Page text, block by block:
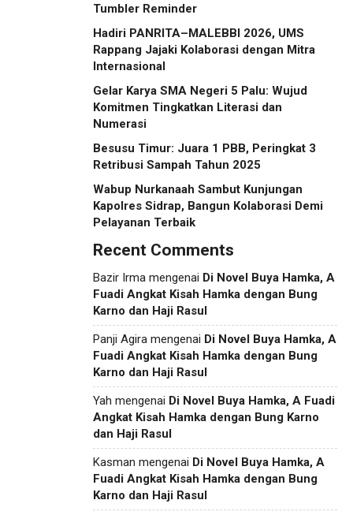
Tumbler Reminder
Hadiri PANRITA–MALEBBI 2026, UMS
Rappang Jajaki Kolaborasi dengan Mitra
Internasional
Gelar Karya SMA Negeri 5 Palu: Wujud
Komitmen Tingkatkan Literasi dan
Numerasi
Besusu Timur: Juara 1 PBB, Peringkat 3
Retribusi Sampah Tahun 2025
Wabup Nurkanaah Sambut Kunjungan
Kapolres Sidrap, Bangun Kolaborasi Demi
Pelayanan Terbaik
Recent Comments
Bazir Irma mengenai Di Novel Buya Hamka, A
Fuadi Angkat Kisah Hamka dengan Bung
Karno dan Haji Rasul
Panji Agira mengenai Di Novel Buya Hamka, A
Fuadi Angkat Kisah Hamka dengan Bung
Karno dan Haji Rasul
Yah mengenai Di Novel Buya Hamka, A Fuadi
Angkat Kisah Hamka dengan Bung Karno
dan Haji Rasul
Kasman mengenai Di Novel Buya Hamka, A
Fuadi Angkat Kisah Hamka dengan Bung
Karno dan Haji Rasul